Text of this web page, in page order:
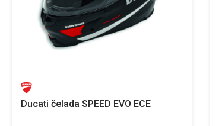
Ducati čelada SPEED EVO ECE